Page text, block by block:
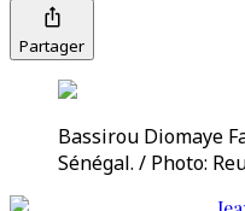
Partager
Bassirou Diomaye
Sénégal. / Photo: